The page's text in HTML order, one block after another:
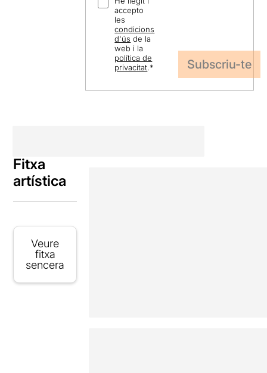
accepto
les
condicions
d'ús de la
web i la
política de
privacitat.*
Fitxa
artística
Veure
fitxa
sencera